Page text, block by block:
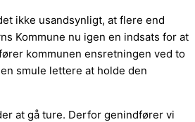
ikke usandsynligt, at flere end
Kommune nu igen en indsats for at
kommunen ensretningen ved to
smule lettere at holde den
at gå ture. Derfor genindfører vi